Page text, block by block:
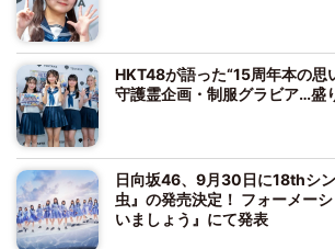
HKT48が語った“15周年本の
守護霊企画・制服グラビア…盛
日向坂46、9月30日に18thシ
虫』の発売決定！ フォーメー
いましょう』にて発表